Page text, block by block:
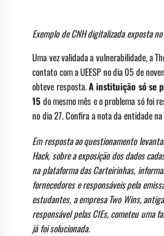
Exemplo de CNH digitalizada exposta
Uma vez validada a vulnerabilidade, a
contato com a UEESP no dia 05 de
obteve resposta.A instituição só se
15do mesmo mês e o problema só foi
no dia 27. Confira a nota da entidade
Em resposta ao questionamento
Hack, sobre a exposição dos dados
na plataforma das Carteirinhas,
fornecedores e responsáveis pela
estudantes, a empresa Two Wins,
responsável pelas CIEs, cometeu uma
já foi solucionada.